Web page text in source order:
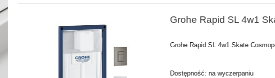
Grohe Rapid SL 4w1
Grohe Rapid SL 4w1 Skate
Dostępność: na wyczerpaniu